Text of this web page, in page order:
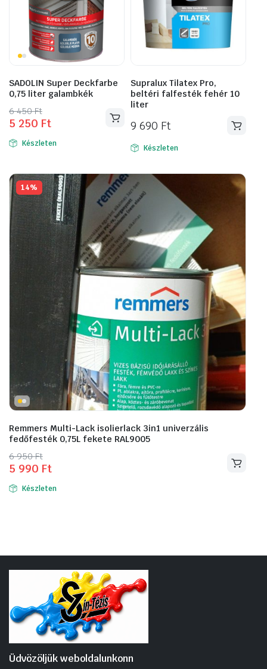
SADOLIN Super Deckfarbe
0,75 liter galambkék
6 450Ft
Original
price
was:
5 250 Ft
Current
price
is: Készleten
Supralux Tilatex Pro,
beltéri falfesték fehér 10
liter
9 690 Ft
Készleten
14%
Remmers Multi-Lack isolierlack 3in1 univerzális
fedőfesték 0,75L fekete RAL9005
6 950Ft
Original
price
was:
5 990 Ft
Current
price
is: Készleten
Üdvözöljük weboldalunkonn